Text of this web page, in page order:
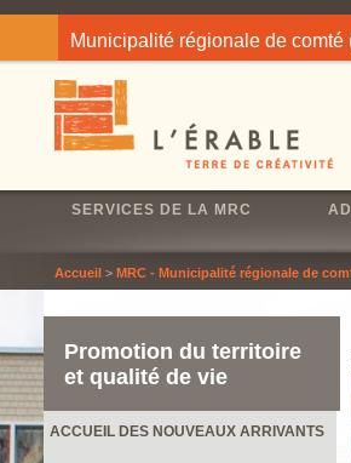
Municipalité régionale de comté
SERVICES DE LA MRC
Accueil> MRC - Municipalité régionale de
Promotion du territoire
et qualité de vie
ACCUEIL DES NOUVEAUX ARRIVANTS